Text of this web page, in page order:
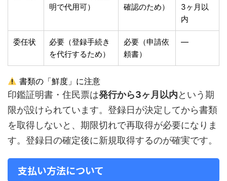
明で代用可）
確認のため）
3ヶ月以
内
委任状
必要（登録手続き
を代行するため）
必要（申請依
頼書）
—
書類の「鮮度」に注意
印鑑証明書・住民票は発行から3ヶ月以内という期
限が設けられています。登録日が決定してから書類
を取得しないと、期限切れで再取得が必要になりま
す。登録日の確定後に新規取得するのが確実です。
支払い方法について